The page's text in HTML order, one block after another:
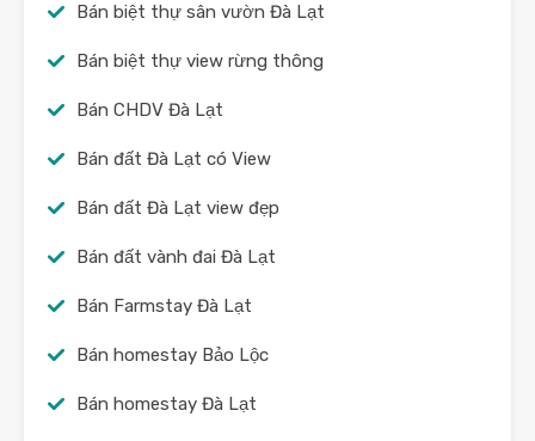
Bán biệt thự sân vườn Đà Lạt
Bán biệt thự view rừng thông
Bán CHDV Đà Lạt
Bán đất Đà Lạt có View
Bán đất Đà Lạt view đẹp
Bán đất vành đai Đà Lạt
Bán Farmstay Đà Lạt
Bán homestay Bảo Lộc
Bán homestay Đà Lạt